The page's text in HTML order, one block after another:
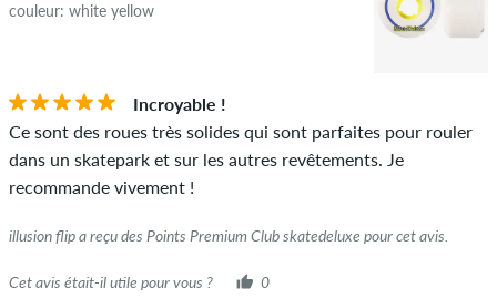
couleur: white yellow
Incroyable !
Ce sont des roues très solides qui sont parfaites pour rouler
dans un skatepark et sur les autres revêtements. Je
recommande vivement !
illusion flip a reçu des Points Premium Club skatedeluxe pour cet avis.
Cet avis était-il utile pour vous ? 0